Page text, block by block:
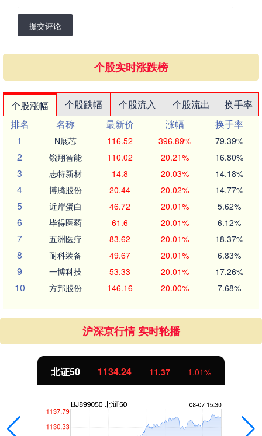
提交评论
个股实时涨跌榜
个股涨幅 个股跌幅 个股流入 个股流出
换手率
排名
名称 最新价 涨幅
换手率
1
N展芯 116.52 396.89% 79.39%
2 锐翔智能 110.02 20.21% 16.80%
3 志特新材 14.8 20.03% 14.18%
4 博腾股份 20.44 20.02% 14.77%
5 近岸蛋白 46.72 20.01% 5.62%
6 毕得医药 61.6 20.01% 6.12%
7 五洲医疗 83.62 20.01% 18.37%
8 耐科装备 49.67 20.01% 6.83%
9 一博科技 53.33 20.01% 17.26%
10 方邦股份 146.16 20.00% 7.68%
沪深京行情 实时轮播
北证50 1134.24 11.37 1.01%